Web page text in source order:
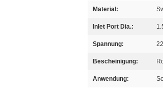
Material:
Inlet Port Dia.:
Spannung:
Bescheinigung:
Anwendung: